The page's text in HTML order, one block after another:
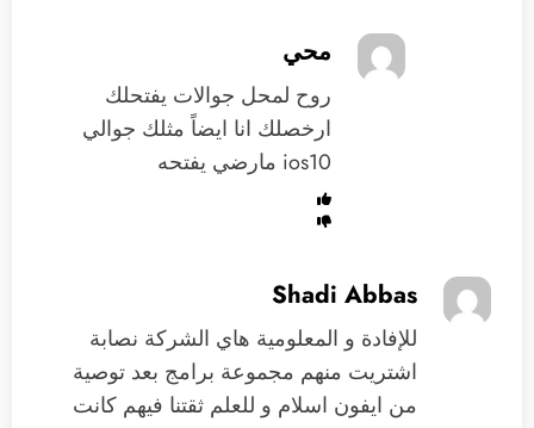
محي
روح لمحل جوالات يفتحلك
ارخصلك انا ايضاً مثلك جوالي
ios10 مارضي يفتحه
Shadi Abbas
للإفادة و المعلومية هاي الشركة نصابة
اشتريت منهم مجموعة برامج بعد توصية
من ايفون اسلام و للعلم ثقتنا فيهم كانت